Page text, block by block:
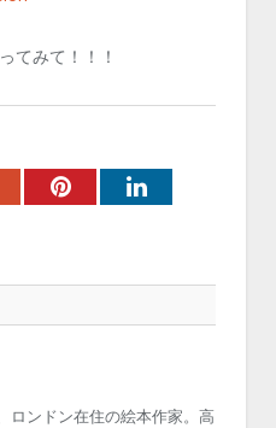
てみて！！！
PinterestLinkedIn
ロンドン在住の絵本作家。高